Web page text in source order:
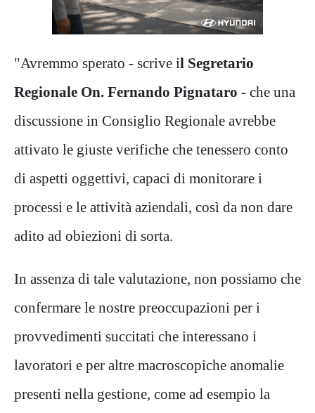
"Avremmo sperato - scrive il Segretario
Regionale On. Fernando Pignataro - che una
discussione in Consiglio Regionale avrebbe
attivato le giuste verifiche che tenessero conto
di aspetti oggettivi, capaci di monitorare i
processi e le attività aziendali, così da non dare
adito ad obiezioni di sorta.
In assenza di tale valutazione, non possiamo che
confermare le nostre preoccupazioni per i
provvedimenti succitati che interessano i
lavoratori e per altre macroscopiche anomalie
presenti nella gestione, come ad esempio la